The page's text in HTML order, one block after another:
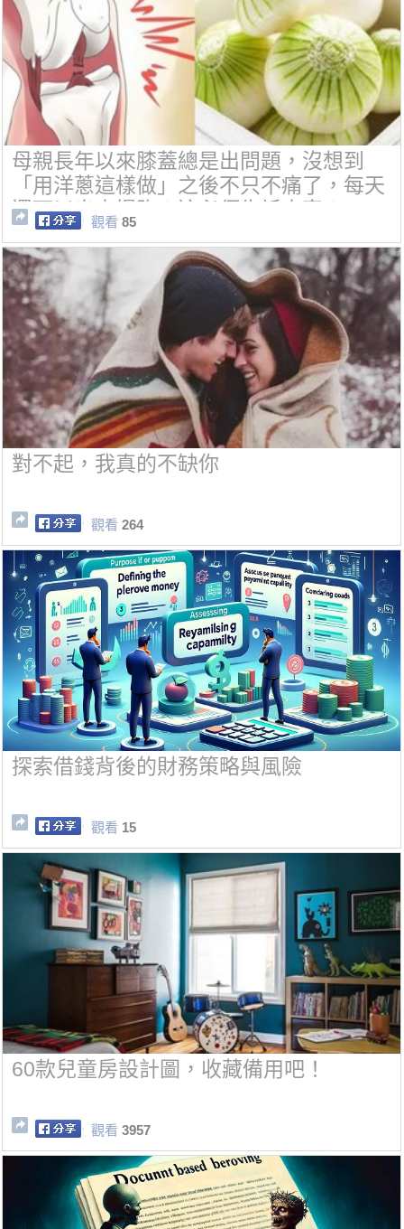
母親長年以來膝蓋總是出問題，沒想到
「用洋蔥這樣做」之後不只不痛了，每天
還可以出去慢跑！這必須告訴大家！
觀看 85
對不起，我真的不缺你
觀看 264
探索借錢背後的財務策略與風險
觀看 15
60款兒童房設計圖，收藏備用吧！
觀看 3957